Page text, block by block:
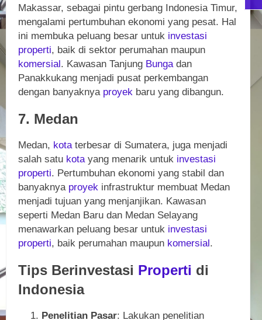
Makassar, sebagai pintu gerbang Indonesia Timur,
mengalami pertumbuhan ekonomi yang pesat. Hal
ini membuka peluang besar untuk investasi
properti, baik di sektor perumahan maupun
komersial. Kawasan Tanjung Bunga dan
Panakkukang menjadi pusat perkembangan
dengan banyaknya proyek baru yang dibangun.
7. Medan
Medan, kota terbesar di Sumatera, juga menjadi
salah satu kota yang menarik untuk investasi
properti. Pertumbuhan ekonomi yang stabil dan
banyaknya proyek infrastruktur membuat Medan
menjadi tujuan yang menjanjikan. Kawasan
seperti Medan Baru dan Medan Selayang
menawarkan peluang besar untuk investasi
properti, baik perumahan maupun komersial.
Tips Berinvestasi Properti di
Indonesia
Penelitian Pasar: Lakukan penelitian